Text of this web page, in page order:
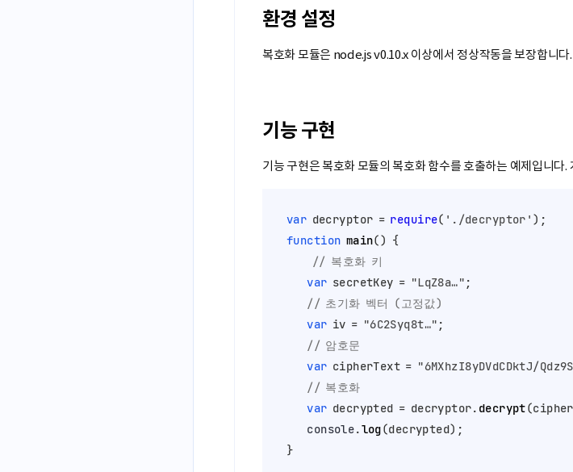
환경 설정
복호화 모듈은 node.js v0.10.x 이상에서 정상작동을 보장합니다.
기능 구현
기능 구현은 복호화 모듈의 복호화 함수를 호출하는 예제입니다
var decryptor = require( './decryptor'
function main() {
// 복호화 키
var secretKey = "LqZ8a…" ;
// 초기화 벡터 (고정값)
var iv = "6C2Syq8t…" ;
// 암호문
var cipherText = "6MXhzI8yDVdCDktJ/
// 복호화
var decrypted = decryptor. decrypt
console.log(decrypted);
}